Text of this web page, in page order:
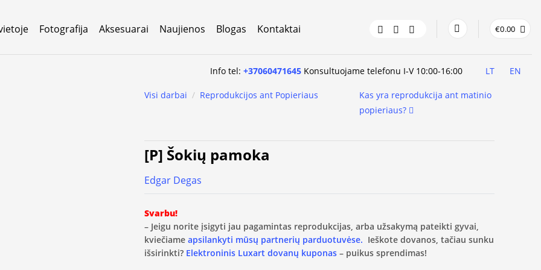
Fotografija Aksesuarai Naujienos Blogas Kontaktai €0.00
Info tel:+37060471645 Konsultuojame telefonu I-V 10:00-16:00 LT EN
Visi darbai / Reprodukcijos ant Popieriaus
Kas yra reprodukcija ant matinio
popieriaus?
[P] Šokių pamoka
Edgar Degas
Svarbu!
– Jeigu norite įsigyti jau pagamintas reprodukcijas, arba užsakymą pateikti gyvai,
kviečiame apsilankyti mūsų partnerių parduotuvėse. Ieškote dovanos, tačiau sunku
išsirinkti? Elektroninis Luxart dovanų kuponas – puikus sprendimas!